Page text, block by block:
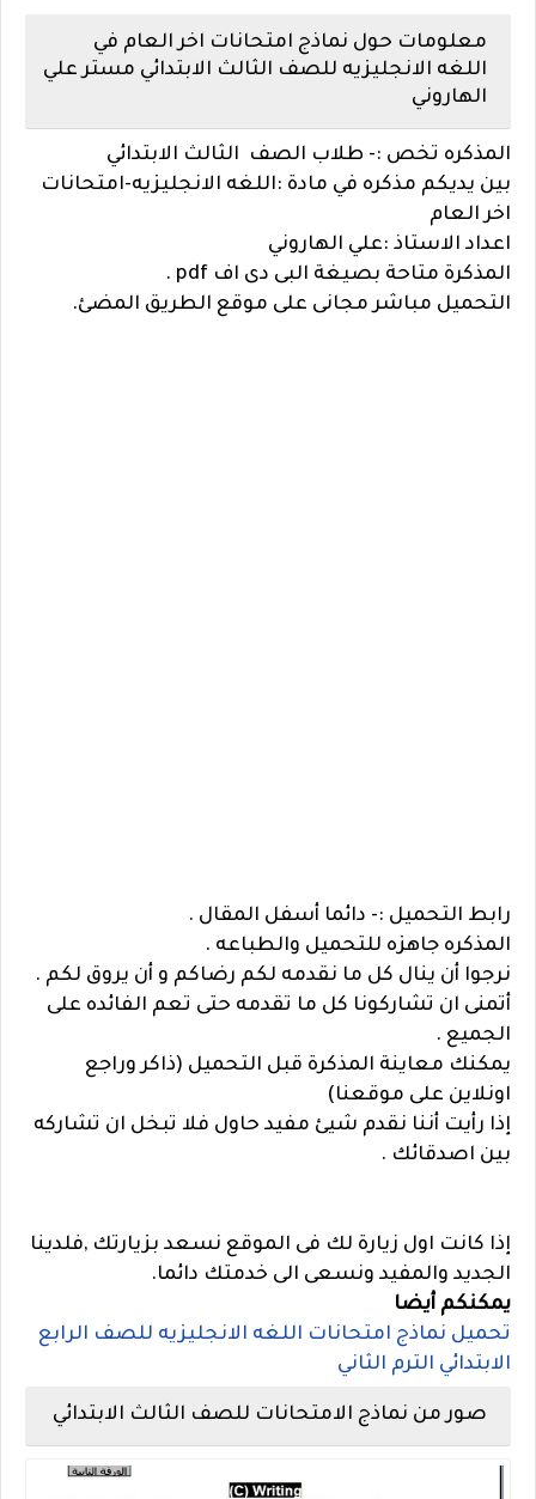
معلومات حول نماذج امتحانات اخر العام في
اللغه الانجليزيه للصف الثالث الابتدائي مستر علي
الهاروني
المذكره تخص :- طلاب الصف
الثالث الابتدائي
بين يديكم مذكره في مادة :اللغه الانجليزيه-امتحانات
اخر العام
اعداد الاستاذ :علي الهاروني
المذكرة متاحة بصيغة البى دى اف pdf .
التحميل مباشر مجانى على موقع الطريق المضئ.
رابط التحميل :- دائما أسفل المقال .
المذكره جاهزه للتحميل والطباعه .
نرجوا أن ينال كل ما نقدمه لكم رضاكم و أن يروق لكم .
أتمنى ان تشاركونا كل ما تقدمه حتى تعم الفائده على
الجميع .
يمكنك معاينة المذكرة قبل التحميل (ذاكر وراجع
اونلاين على موقعنا)
إذا رأيت أننا نقدم شيئ مفيد حاول فلا تبخل ان تشاركه
بين اصدقائك .
إذا كانت اول زيارة لك فى الموقع نسعد بزيارتك ,فلدينا
الجديد والمفيد ونسعى الى خدمتك دائما.
يمكنكم أيضا
تحميل نماذج امتحانات اللغه الانجليزيه للصف الرابع
الابتدائي الترم الثاني
صور من نماذج الامتحانات للصف الثالث الابتدائي